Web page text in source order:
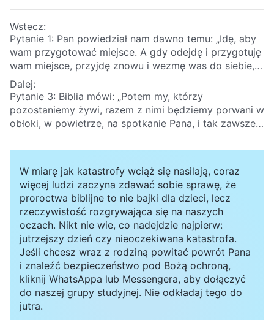
Wstecz:
Pytanie 1: Pan powiedział nam dawno temu: „Idę, aby
wam przygotować miejsce. A gdy odejdę i przygotuję
wam miejsce, przyjdę znowu i wezmę was do siebie,
żebyście, gdzie ja jestem, i wy byli”
Jezus przygotował już dla nas miejsce w niebie. Kiedy
powróci, natychmiast uniesie nas do królestwa
niebieskiego. Jeśli Pan już powrócił, to dlaczego
wszyscy jego święci są wciąż na ziemi? Dlaczego nie
Dalej:
Pytanie 3: Biblia mówi: „Potem my, którzy
pozostaniemy żywi, razem z nimi będziemy porwani w
obłoki, w powietrze, na spotkanie Pana, i tak zawsze
interpretować?
W miarę jak katastrofy wciąż się nasilają, coraz
więcej ludzi zaczyna zdawać sobie sprawę, że
proroctwa biblijne to nie bajki dla dzieci, lecz
rzeczywistość rozgrywająca się na naszych
oczach. Nikt nie wie, co nadejdzie najpierw:
jutrzejszy dzień czy nieoczekiwana katastrofa.
Jeśli chcesz wraz z rodziną powitać powrót Pana
i znaleźć bezpieczeństwo pod Bożą ochroną,
kliknij WhatsAppa lub Messengera, aby dołączyć
do naszej grupy studyjnej. Nie odkładaj tego do
jutra.